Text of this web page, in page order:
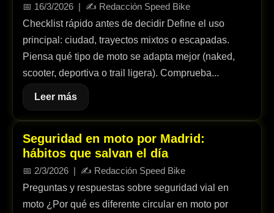
📅 16/3/2026 | ✍️ Redacción Speed Bike
Checklist rápido antes de decidir Define el uso
principal: ciudad, trayectos mixtos o escapadas.
Piensa qué tipo de moto se adapta mejor (naked,
scooter, deportiva o trail ligera). Comprueba...
Leer más
Seguridad en moto por Madrid:
hábitos que salvan el día
📅 2/3/2026 | ✍️ Redacción Speed Bike
Preguntas y respuestas sobre seguridad vial en
moto ¿Por qué es diferente circular en moto por